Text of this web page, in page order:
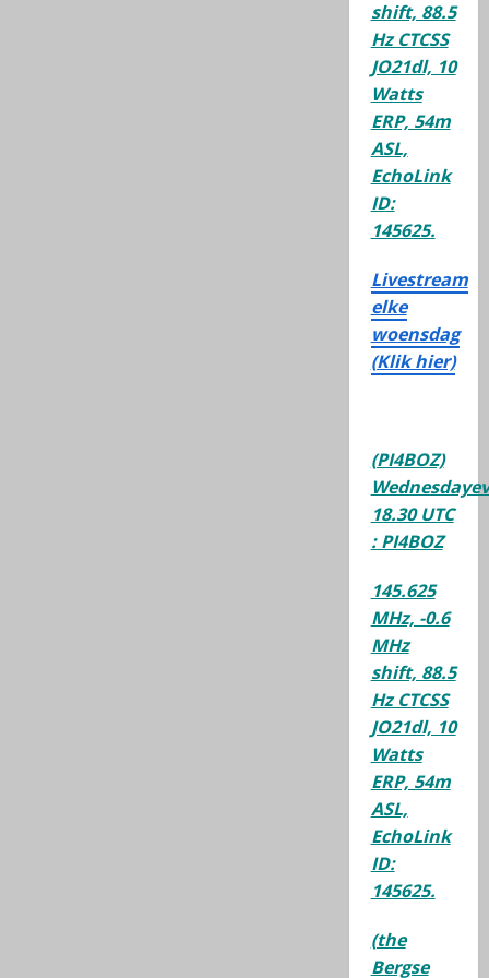
shift, 88.5
Hz CTCSS
JO21dl, 10
Watts
ERP, 54m
ASL,
EchoLink
ID:
145625.
Livestream
elke
woensdag
(Klik hier)
(PI4BOZ)
18.30 UTC
: PI4BOZ
145.625
MHz, -0.6
MHz
shift, 88.5
Hz CTCSS
JO21dl, 10
Watts
ERP, 54m
ASL,
EchoLink
ID:
145625.
(the
Bergse